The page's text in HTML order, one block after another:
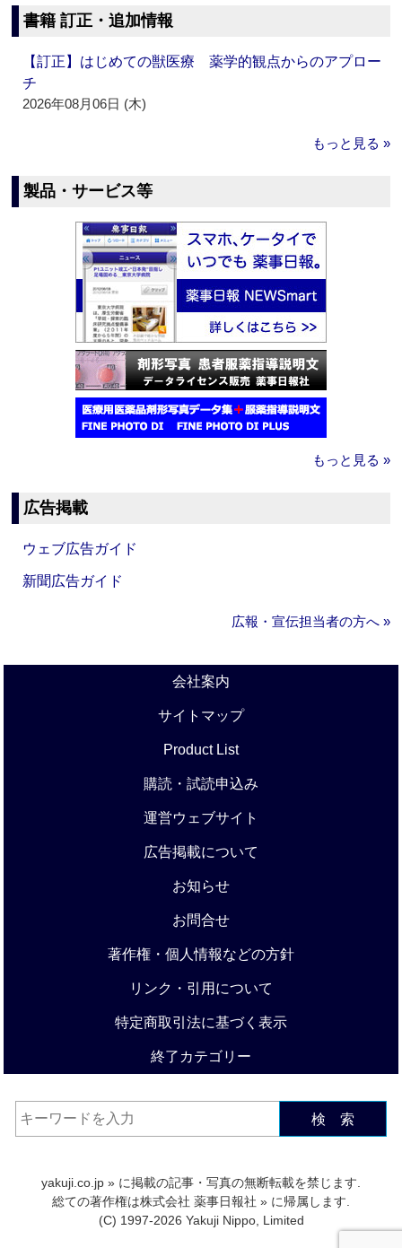
書籍 訂正・追加情報
【訂正】はじめての獣医療 薬学的観点からのアプロー
チ
2026年08月06日 (木)
もっと見る »
製品・サービス等
もっと見る »
広告掲載
ウェブ広告ガイド
新聞広告ガイド
広報・宣伝担当者の方へ »
会社案内
サイトマップ
Product List
購読・試読申込み
運営ウェブサイト
広告掲載について
お知らせ
お問合せ
著作権・個人情報などの方針
リンク・引用について
特定商取引法に基づく表示
終了カテゴリー
検 索
yakuji.co.jp » に掲載の記事・写真の無断転載を禁じます.
総ての著作権は株式会社 薬事日報社 » に帰属します.
(C) 1997-2026 Yakuji Nippo, Limited